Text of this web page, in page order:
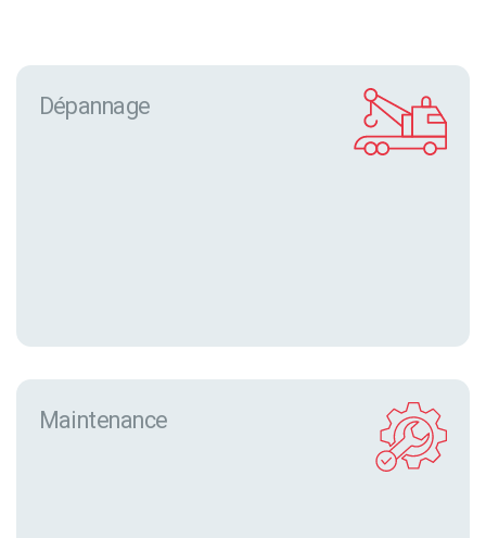
Dépannage
Maintenance